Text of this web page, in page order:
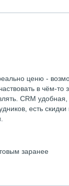
ценю -
в чём-то
CRM
есть
заранее